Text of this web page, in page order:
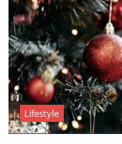
Lifestyle